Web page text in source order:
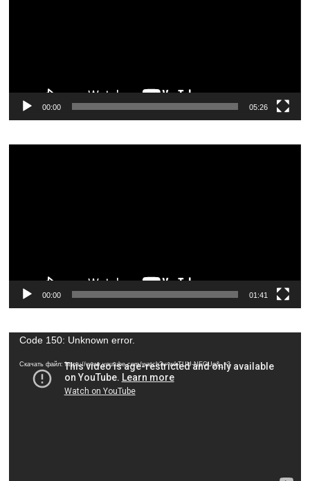
00:00 05:26
00:00 01:41
Видеоплеер
Code 150: Unknown error.
Скачать файл: https://www.youtube.com/watch?v=wkTUU-NEGUg&_=3